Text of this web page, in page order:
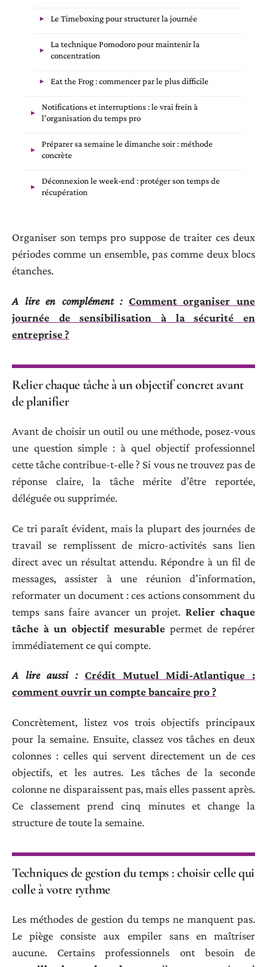
Le Timeboxing pour structurer la journée
La technique Pomodoro pour maintenir la
concentration
Eat the Frog : commencer par le plus difficile
Notifications et interruptions : le vrai frein à
l’organisation du temps pro
Préparer sa semaine le dimanche soir : méthode
concrète
Déconnexion le week-end : protéger son temps de
récupération
Organiser son temps pro suppose de traiter ces deux
périodes comme un ensemble, pas comme deux blocs
étanches.
A lire en complément : Comment organiser une
journée de sensibilisation à la sécurité en
entreprise ?
Relier chaque tâche à un objectif concret avant
de planifier
Avant de choisir un outil ou une méthode, posez-vous
une question simple : à quel objectif professionnel
cette tâche contribue-t-elle ? Si vous ne trouvez pas de
réponse claire, la tâche mérite d’être reportée,
déléguée ou supprimée.
Ce tri paraît évident, mais la plupart des journées de
travail se remplissent de micro-activités sans lien
direct avec un résultat attendu. Répondre à un fil de
messages, assister à une réunion d’information,
reformater un document : ces actions consomment du
temps sans faire avancer un projet. Relier chaque
tâche à un objectif mesurablepermet de repérer
immédiatement ce qui compte.
A lire aussi : Crédit Mutuel Midi-Atlantique :
comment ouvrir un compte bancaire pro ?
Concrètement, listez vos trois objectifs principaux
pour la semaine. Ensuite, classez vos tâches en deux
colonnes : celles qui servent directement un de ces
objectifs, et les autres. Les tâches de la seconde
colonne ne disparaissent pas, mais elles passent après.
Ce classement prend cinq minutes et change la
structure de toute la semaine.
Techniques de gestion du temps : choisir celle qui
colle à votre rythme
Les méthodes de gestion du temps ne manquent pas.
Le piège consiste aux empiler sans en maîtriser
aucune. Certains professionnels ont besoin de